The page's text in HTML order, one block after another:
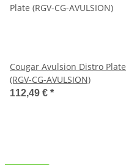
Cougar Avulsion Distro Plate
(RGV-CG-AVULSION)
112,49 € *